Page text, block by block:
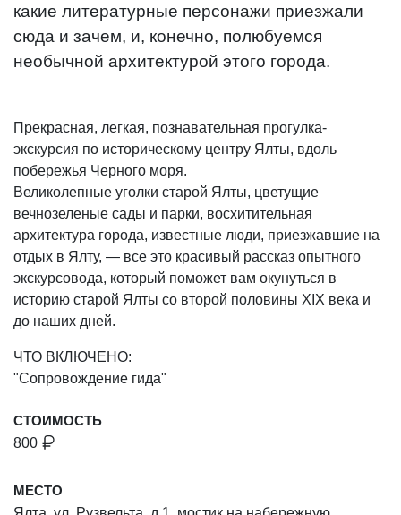
какие литературные персонажи приезжали
сюда и зачем, и, конечно, полюбуемся
необычной архитектурой этого города.
Прекрасная, легкая, познавательная прогулка-
экскурсия по историческому центру Ялты, вдоль
побережья Черного моря.
Великолепные уголки старой Ялты, цветущие
вечнозеленые сады и парки, восхитительная
архитектура города, известные люди, приезжавшие на
отдых в Ялту, — все это красивый рассказ опытного
экскурсовода, который поможет вам окунуться в
историю старой Ялты со второй половины XIX века и
до наших дней.
ЧТО ВКЛЮЧЕНО:
"Сопровождение гида"
СТОИМОСТЬ
800
МЕСТО